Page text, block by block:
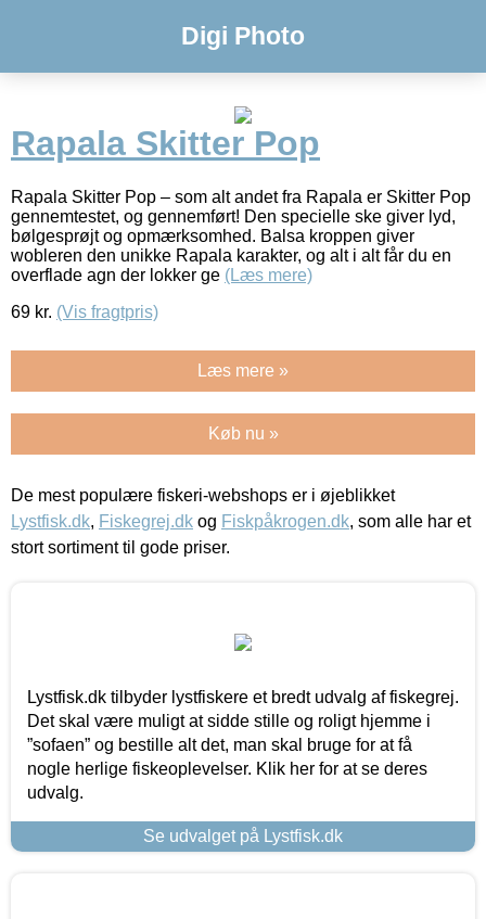
Digi Photo
Rapala Skitter Pop
Rapala Skitter Pop – som alt andet fra Rapala er Skitter Pop
gennemtestet, og gennemført! Den specielle ske giver lyd,
bølgesprøjt og opmærksomhed. Balsa kroppen giver
wobleren den unikke Rapala karakter, og alt i alt får du en
overflade agn der lokker ge (Læs mere)
69 kr. (Vis fragtpris)
Læs mere »
Køb nu »
De mest populære fiskeri-webshops er i øjeblikket
Lystfisk.dk, Fiskegrej.dk og Fiskpåkrogen.dk, som alle har et
stort sortiment til gode priser.
Lystfisk.dk tilbyder lystfiskere et bredt udvalg af fiskegrej.
Det skal være muligt at sidde stille og roligt hjemme i
”sofaen” og bestille alt det, man skal bruge for at få
nogle herlige fiskeoplevelser. Klik her for at se deres
udvalg.
Se udvalget på Lystfisk.dk